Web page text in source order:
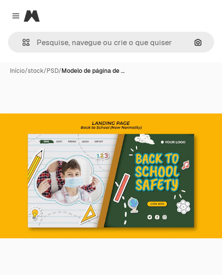
Close menu
Magnific
Início/stock/PSD/Modelo de página de …